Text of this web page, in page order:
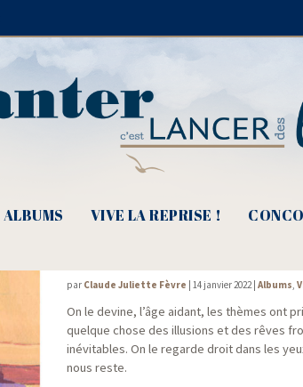
ALBUMS VIVE LA REPRISE !
par Claude Juliette Fèvre |14 janvier 2022|Albums,
On le devine, l’âge aidant, les thèmes ont
quelque chose des illu­sions et des rêves
inévi­tables. On le regarde droit dans les
nous reste.